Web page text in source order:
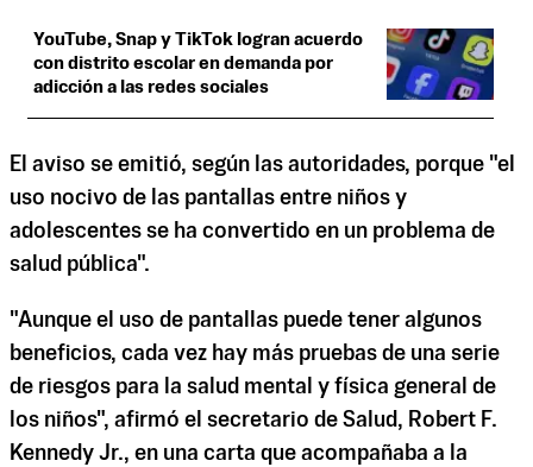
YouTube, Snap y TikTok logran acuerdo
con distrito escolar en demanda por
adicción a las redes sociales
El aviso se emitió, según las autoridades, porque "el
uso nocivo de las pantallas entre niños y
adolescentes se ha convertido en un problema de
salud pública".
"Aunque el uso de pantallas puede tener algunos
beneficios, cada vez hay más pruebas de una serie
de riesgos para la salud mental y física general de
los niños", afirmó el secretario de Salud, Robert F.
Kennedy Jr., en una carta que acompañaba a la